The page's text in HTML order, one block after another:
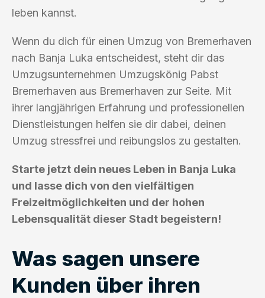
leben kannst.
Wenn du dich für einen Umzug von Bremerhaven
nach Banja Luka entscheidest, steht dir das
Umzugsunternehmen Umzugskönig Pabst
Bremerhaven aus Bremerhaven zur Seite. Mit
ihrer langjährigen Erfahrung und professionellen
Dienstleistungen helfen sie dir dabei, deinen
Umzug stressfrei und reibungslos zu gestalten.
Starte jetzt dein neues Leben in Banja Luka
und lasse dich von den vielfältigen
Freizeitmöglichkeiten und der hohen
Lebensqualität dieser Stadt begeistern!
Was sagen unsere
Kunden über ihren